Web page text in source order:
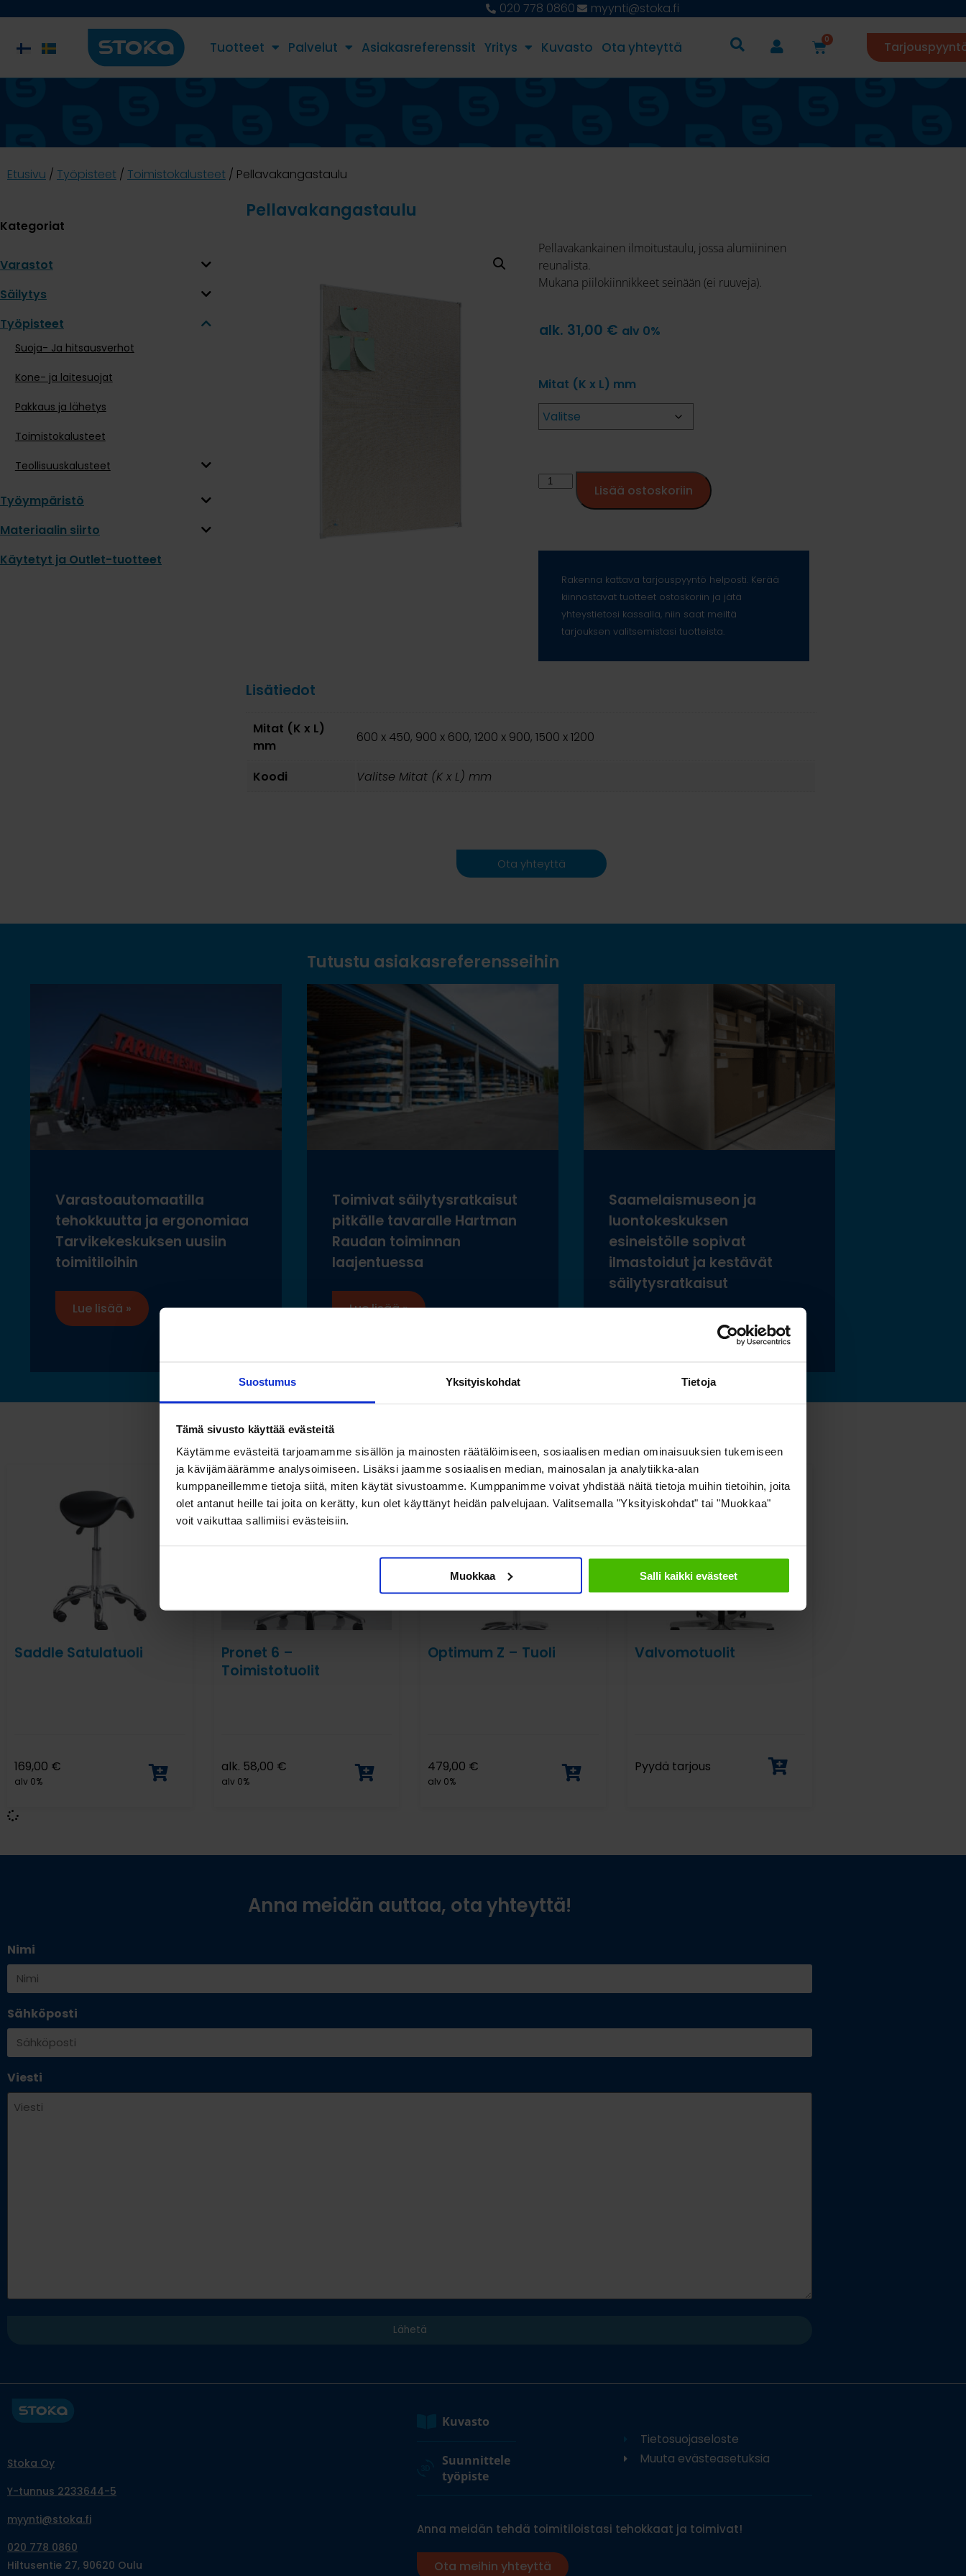
Suostumus Yksityiskohdat Tietoja
Tämä sivusto käyttää evästeitä
Käytämme evästeitä tarjoamamme sisällön ja mainosten räätälöimiseen, sosiaalisen median ominaisuuksien tukemiseen
ja kävijämäärämme analysoimiseen. Lisäksi jaamme sosiaalisen median, mainosalan ja analytiikka-alan
kumppaneillemme tietoja siitä, miten käytät sivustoamme. Kumppanimme voivat yhdistää näitä tietoja muihin tietoihin, joita
olet antanut heille tai joita on kerätty, kun olet käyttänyt heidän palvelujaan. Valitsemalla "Yksityiskohdat" tai "Muokkaa"
voit vaikuttaa sallimiisi evästeisiin.
Muokkaa Salli kaikki evästeet
020 778 0860 myynti@stoka.fi
Tuotteet Palvelut Asiakasreferenssit Yritys Kuvasto Ota yhteyttä 0
Etusivu / Työpisteet / Toimistokalusteet / Pellavakangastaulu
Kategoriat
Varastot
Säilytys
Työpisteet
Suoja- Ja hitsausverhot
Kone- ja laitesuojat
Pakkaus ja lähetys
Toimistokalusteet
Teollisuuskalusteet
Työympäristö
Materiaalin siirto
Käytetyt ja Outlet-tuotteet
Pellavakangastaulu
Pellavakankainen ilmoitustaulu, jossa alumiininen
reunalista.
Mukana piilokiinnikkeet seinään (ei ruuveja).
alk. 31,00 € alv 0%
Mitat (K x L) mm
Lisää ostoskoriin
Rakenna kattava tarjouspyyntö helposti. Kerää
kiinnostavat tuotteet ostoskoriin ja jätä
yhteystietosi kassalla, niin saat meiltä
tarjouksen valitsemistasi tuotteista.
Lisätiedot
Mitat (K x L)
mm
600 x 450, 900 x 600, 1200 x 900, 1500 x 1200
Koodi Valitse Mitat (K x L) mm
Ota yhteyttä
Tutustu asiakasreferensseihin
Varastoautomaatilla
tehokkuutta ja ergonomiaa
Tarvikekeskuksen uusiin
toimitiloihin
Lue lisää »
Toimivat säilytysratkaisut
pitkälle tavaralle Hartman
Raudan toiminnan
laajentuessa
Lue lisää »
Saamelaismuseon ja
luontokeskuksen
esineistölle sopivat
ilmastoidut ja kestävät
säilytysratkaisut
Katso myös nämä
Saddle Satulatuoli
169,00 €
alv 0%
Pronet 6 –
Toimistotuolit
alk. 58,00 €
alv 0%
Optimum Z – Tuoli
479,00 €
alv 0%
Valvomotuolit
Pyydä tarjous
Anna meidän auttaa, ota yhteyttä!
Nimi
Sähköposti
Viesti
Stoka Oy
Y-tunnus 2233644-5
myynti@stoka.fi
020 778 0860
Hiltusentie 27, 90620 Oulu
Kuvasto
Suunnittele
työpiste
Tietosuojaseloste
Muuta evästeasetuksia
Anna meidän tehdä toimitiloistasi tehokkaat ja toimivat!
Ota meihin yhteyttä